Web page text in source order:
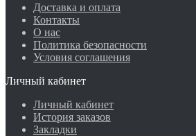
Доставка и оплата
Контакты
О нас
Политика безопасности
Условия соглашения
Личный кабинет
Личный кабинет
История заказов
Закладки